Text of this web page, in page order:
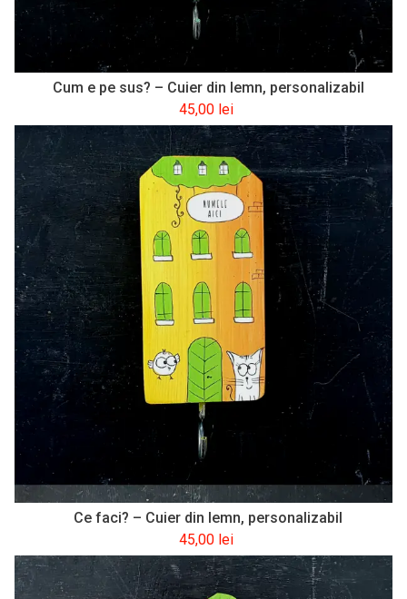
Cum e pe sus? – Cuier din lemn, personalizabil
45,00 lei
Ce faci? – Cuier din lemn, personalizabil
45,00 lei